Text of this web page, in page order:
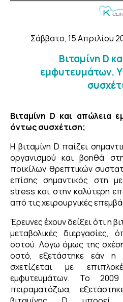
Σάββατο, 15 Απριλίου
Βιταμίνη D
εμφυτευμάτων.
Βιταμίνη D και απώλεια
όντως συσχέτιση;
Η βιταμίνη D παίζει
οργανισμού και βοηθά
ποικίλων θρεπτικών
επίσης σημαντικός στη
stress και στην καλύτερη
από τις χειρουργικές
Έρευνες έχουν δείξει ότι η
μεταβολικές
οστού. Λόγω όμως της
οστό, εξετάστηκε εάν η
σχετίζεται με
εμφυτευμάτων. Το
πειραματόζωα,